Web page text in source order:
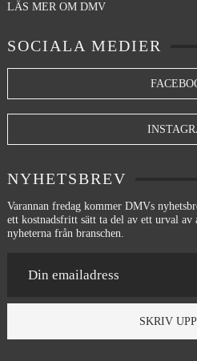
LÄS MER OM DMV
SOCIALA MEDIER
NYHETSBREV
Varannan fredag kommer DMVs
ett kostnadsfritt sätt ta del av ett urval av
nyheterna från branschen.
SKRIV